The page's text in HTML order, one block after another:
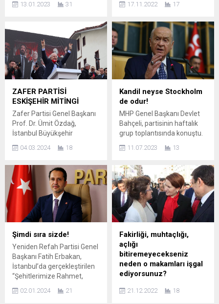
Babacan; “”Altılı masa benim
kalırsa tabii ki hem rahat
seçilirim hem de en iyi
şekilde yönetirim” dedi.
Gelecek Partisi Genel
Başkanı Ahmet Davutoğlu,
geçtiğimiz gün yaptığı
açıklamada, masadaki
adayın kendi sözlerini
dinlememesi...
13.01.2023 31
Denizli’ye gitti. Bir
yanıt aldınız mı sorusu
üzerine Özdağ, “Ahmet
Davutoğlu gerçekleri
söylemekten korkuyor.
Serok Ahmet değil, korkak
Ahmet’sin sen. Türkiye’nin
başına, Cumhuriyet tarihi
boyunca en büyük belayı
sığınmacının Türkiye’ye
girmesinden sen
sorumlusun....
17.11.2022 17
ZAFER PARTİSİ
ESKİŞEHİR MİTİNGİ
Zafer Partisi Genel Başkanı
Prof. Dr. Ümit Özdağ,
İstanbul Büyükşehir
Azmi Karamahmutoğlu,
Başkan adayımız Bartu
Soral, İzmir Büyükşehir
Belediye Başkan adayımız
Naşit Birgüvi, Eskişehir
Büyükşehir Belediye Başkan
adayımız Oğuz Beki ve
Bursa Büyükşehir Belediye
Başkan adayı Bayram
Kazancı, Zafer Partisi
Eskişehir Mitinginde bir
araya...
04.03.2024 18
Kandil neyse Stockholm
de odur!
MHP Genel Başkanı Devlet
Bahçeli, partisinin haftalık
grup toplantısında konuştu.
Stockholm de odur!”
Genel Başkanı Devlet
Bahçeli, partisinin haftalık
grup toplantısında konuştu.
Bahçeli’nin konuşmasından
satır başları; Değerli
milletvekilleri, muhterem
misafirler, her salı günü
yaptığımız haftalık olağan
Meclis grup toplantımıza
başlarken hepinizi saygı ve...
11.07.2023 13
Şimdi sıra sizde!
Yeniden Refah Partisi Genel
Başkanı Fatih Erbakan,
İstanbul’da gerçekleştirilen
“Şehitlerimize Rahmet,
Lanet” mitinginin ardından
02.01.2024 21
Fakirliği, muhtaçlığı,
açlığı
bitiremeyecekseniz
neden o makamları işgal
ediyorsunuz?
Akşener, hapis ve siyasi
21.12.2022 18